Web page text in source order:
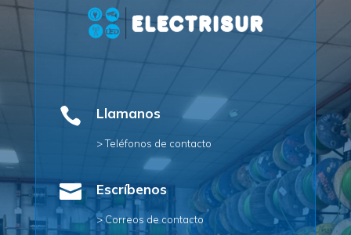
 Llamanos
> Teléfonos de contacto
 Escríbenos
> Correos de contacto